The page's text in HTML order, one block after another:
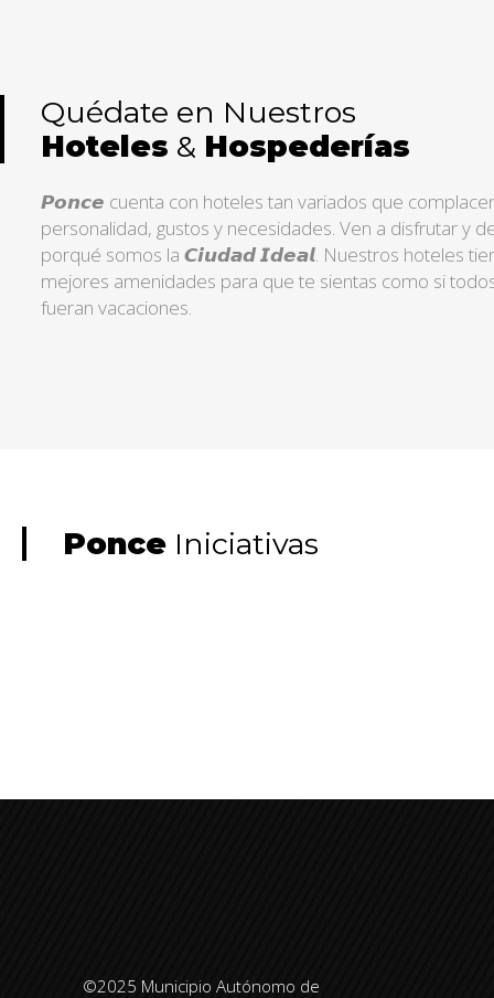
Quédate en Nuestros
Hoteles & Hospederías
𝙋𝙤𝙣𝙘𝙚 cuenta con hoteles tan variados que
personalidad, gustos y necesidades. Ven a disfrutar y
porqué somos la 𝘾𝙞𝙪𝙙𝙖𝙙 𝙄𝙙𝙚𝙖𝙡. Nuestros hoteles
mejores amenidades para que te sientas como si
fueran vacaciones.
Ponce Iniciativas
©2025 Municipio Autónomo de